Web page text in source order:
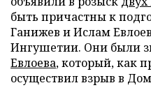
быть причастны к
Ганижев и Ислам
Ингушетии. Они были
Евлоева, который, как
осуществил взрыв в